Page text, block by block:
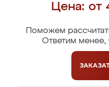
Цена: от
Поможем
Ответим менее,